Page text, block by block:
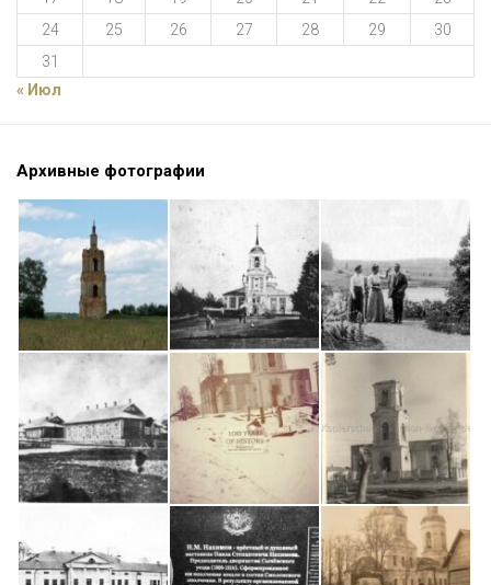
24
25 26 27 28 29
30
31
« Июл
Архивные фотографии